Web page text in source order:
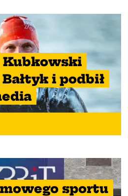
Kubkowski
Bałtyk i podbił
sportu